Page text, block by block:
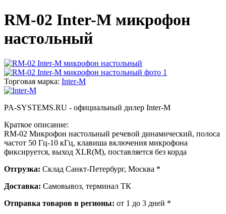
RM-02 Inter-M микрофон
настольный
Торговая марка: Inter-M
PA-SYSTEMS.RU - официальный дилер Inter-M
Краткое описание:
RM-02 Микрофон настольный речевой динамический, полоса
частот 50 Гц-10 кГц, клавиша включения микрофона
фиксируется, выход XLR(M), поставляется без корда
Отгрузка: Склад Санкт-Петербург, Москва *
Доставка: Самовывоз, терминал ТК
Отправка товаров в регионы: от 1 до 3 дней *